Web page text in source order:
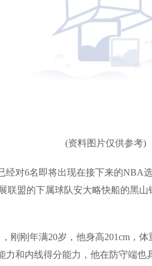
(资料图片仅供参考)
经对6名即将出现在接下来的NBA
联盟的下属球队安大略快船的黑
刚刚年满20岁，他身高201cm，
力和内线得分能力，他在防守端